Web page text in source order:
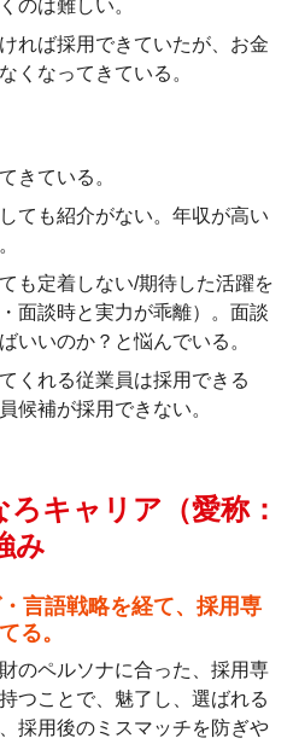
のは難しい。
れば採用できていたが、お金
くなってきている。
きている。
ても紹介がない。年収が高い
も定着しない/期待した活躍を
面談時と実力が乖離）。面談
いいのか？と悩んでいる。
くれる従業員は採用できる
候補が採用できない。
キャリア（愛称：
み
言語戦略を経て、採用専
る。
のペルソナに合った、採用専
つことで、魅了し、選ばれる
採用後のミスマッチを防ぎや